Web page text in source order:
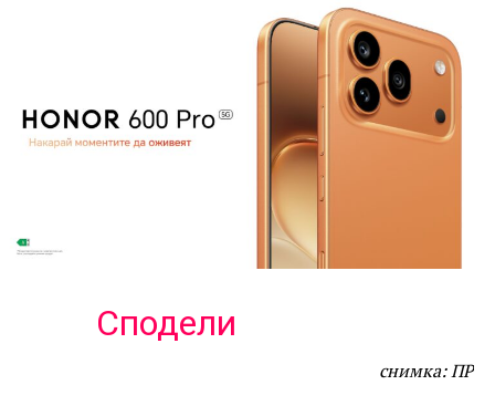
Сподели
снимка: ПР